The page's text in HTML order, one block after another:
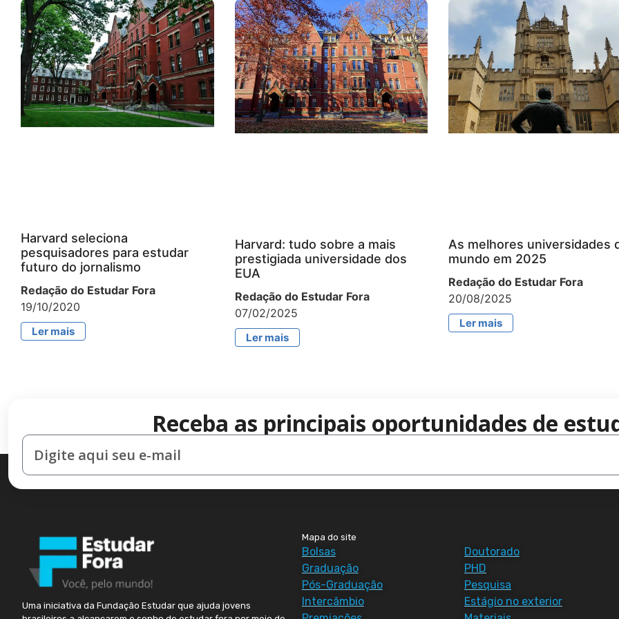
Harvard seleciona
pesquisadores para estudar
futuro do jornalismo
Redação do Estudar Fora
19/10/2020
Ler mais
Harvard: tudo sobre a mais
prestigiada universidade dos
EUA
Redação do Estudar Fora
07/02/2025
Ler mais
As melhores universidades
mundo em 2025
Redação do Estudar Fora
20/08/2025
Ler mais
Receba as principais oportunidades de
Uma iniciativa da Fundação Estudar que ajuda jovens
Mapa do site
Bolsas
Graduação
Pós-Graduação
Intercâmbio
Doutorado
PHD
Pesquisa
Estágio no exterior